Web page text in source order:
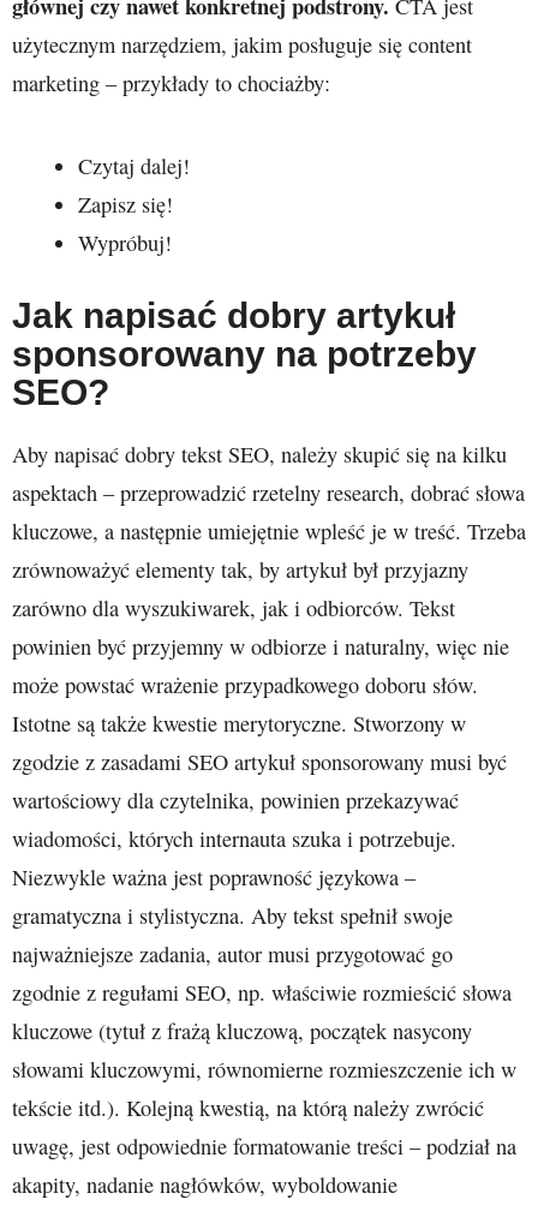
CTA jest
użytecznym narzędziem, jakim posługuje się content
marketing – przykłady to chociażby:
Czytaj dalej!
Zapisz się!
Wypróbuj!
Jak napisać dobry artykuł
sponsorowany na potrzeby
SEO?
Aby napisać dobry tekst SEO, należy skupić się na kilku
aspektach – przeprowadzić rzetelny research, dobrać słowa
kluczowe, a następnie umiejętnie wpleść je w treść. Trzeba
zrównoważyć elementy tak, by artykuł był przyjazny
zarówno dla wyszukiwarek, jak i odbiorców. Tekst
powinien być przyjemny w odbiorze i naturalny, więc nie
może powstać wrażenie przypadkowego doboru słów.
Istotne są także kwestie merytoryczne. Stworzony w
zgodzie z zasadami SEO artykuł sponsorowany musi być
wartościowy dla czytelnika, powinien przekazywać
wiadomości, których internauta szuka i potrzebuje.
Niezwykle ważna jest poprawność językowa –
gramatyczna i stylistyczna. Aby tekst spełnił swoje
najważniejsze zadania, autor musi przygotować go
zgodnie z regułami SEO, np. właściwie rozmieścić słowa
kluczowe (tytuł z frażą kluczową, początek nasycony
słowami kluczowymi, równomierne rozmieszczenie ich w
tekście itd.). Kolejną kwestią, na którą należy zwrócić
uwagę, jest odpowiednie formatowanie treści – podział na
akapity, nadanie nagłówków, wyboldowanie